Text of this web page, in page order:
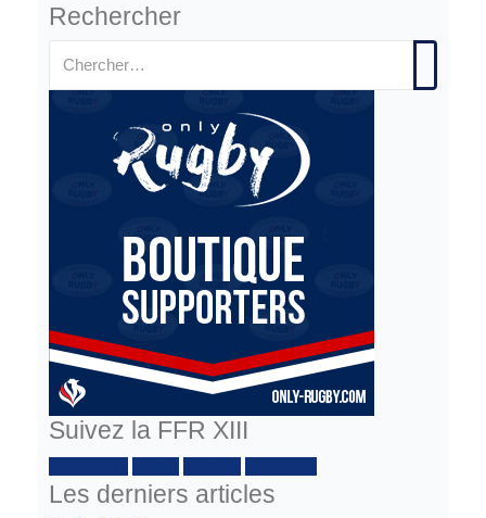
Rechercher
Suivez la FFR XIII
Les derniers articles